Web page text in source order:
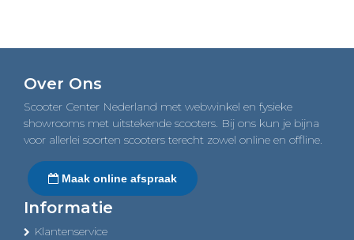
Over Ons
Scooter Center Nederland met webwinkel en fysieke
showrooms met uitstekende scooters. Bij ons kun je bijna
voor allerlei soorten scooters terecht zowel online en offline.
Maak online afspraak
Informatie
Klantenservice